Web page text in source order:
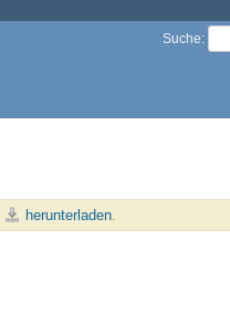
Suche:
herunterladen.